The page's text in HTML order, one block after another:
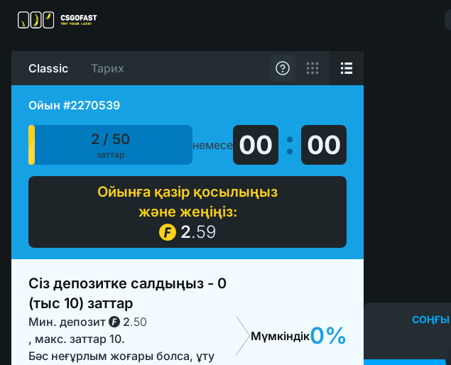
Classic Тарих Қалай ойнау керек?
Ойын #2270539
2 / 50
заттар
немесе 00 : 00
Ойынға қазір қосылыңыз
және жеңіңіз:
2.59
Сіз депозитке салдыңыз - 0
(тыс 10) заттар
Мин. депозит 2.50
, макс. заттар 10.
Бәс неғұрлым жоғары болса, ұту
Мүмкіндік0%
СОҢҒЫ